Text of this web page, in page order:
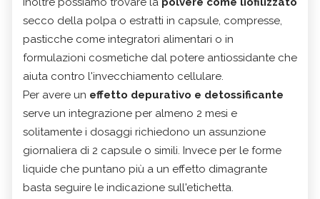
secco della polpa o estratti in capsule, compresse,
pasticche come integratori alimentari o in
formulazioni cosmetiche dal potere antiossidante che
aiuta contro l'invecchiamento cellulare.
Per avere un effetto depurativo e detossificante
serve un integrazione per almeno 2 mesi e
solitamente i dosaggi richiedono un assunzione
giornaliera di 2 capsule o simili. Invece per le forme
liquide che puntano più a un effetto dimagrante
basta seguire le indicazione sull'etichetta.